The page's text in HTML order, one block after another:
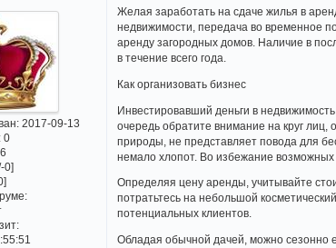
: 2017-09-13
0
0]
Желая заработать на сдаче жилья в
недвижимости, передача во временное
аренду загородных домов. Наличие в
в течение всего года.
Как организовать бизнес
Инвестировавший деньги в
очередь обратите внимание на круг
природы, не представляет повода для
немало хлопот. Во избежание возможных
Определяя цену аренды, учитывайте
потратьтесь на небольшой
потенциальных клиентов.
Обладая обычной дачей, можно сезонно